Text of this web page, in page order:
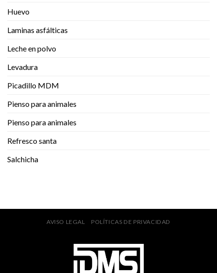
Huevo
Laminas asfálticas
Leche en polvo
Levadura
Picadillo MDM
Pienso para animales
Pienso para animales
Refresco santa
Salchicha
AVISO LEGAL POLÍTICAS DE PRIVACIDAD